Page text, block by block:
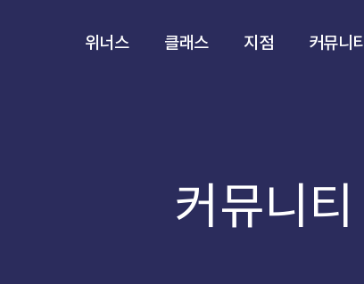
위너스 클래스 지점 커뮤니티
커뮤니티